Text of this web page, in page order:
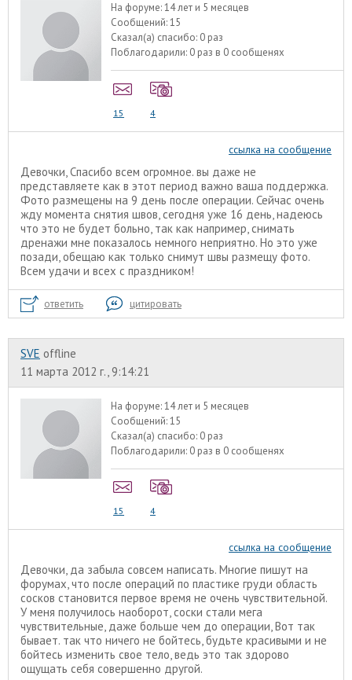
На форуме:14 лет и 5 месяцев
Сообщений:15
Сказал(а) спасибо: 0 раз
Поблагодарили: 0 раз в 0 сообщенях
15 4
ссылка на сообщение
Девочки, Спасибо всем огромное. вы даже не
представляете как в этот период важно ваша поддержка.
Фото размещены на 9 день после операции. Сейчас очень
жду момента снятия швов, сегодня уже 16 день, надеюсь
что это не будет больно, так как например, снимать
дренажи мне показалось немного неприятно. Но это уже
позади, обещаю как только снимут швы размещу фото.
Всем удачи и всех с праздником!
ответить цитировать
SVE offline
11 марта 2012 г., 9:14:21
На форуме:14 лет и 5 месяцев
Сообщений:15
Сказал(а) спасибо: 0 раз
Поблагодарили: 0 раз в 0 сообщенях
15 4
ссылка на сообщение
Девочки, да забыла совсем написать. Многие пишут на
форумах, что после операций по пластике груди область
сосков становится первое время не очень чувствительной.
У меня получилось наоборот, соски стали мега
чувствительные, даже больше чем до операции, Вот так
бывает. так что ничего не бойтесь, будьте красивыми и не
бойтесь изменить свое тело, ведь это так здорово
ощущать себя совершенно другой.